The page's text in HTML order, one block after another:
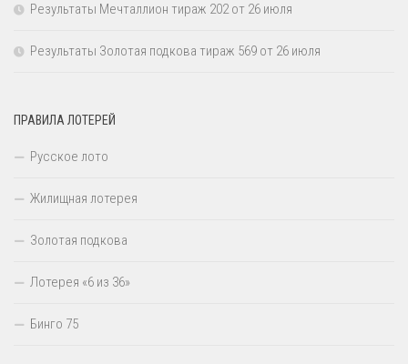
Результаты Мечталлион тираж 202 от 26 июля
Результаты Золотая подкова тираж 569 от 26 июля
ПРАВИЛА ЛОТЕРЕЙ
Русское лото
Жилищная лотерея
Золотая подкова
Лотерея «6 из 36»
Бинго 75